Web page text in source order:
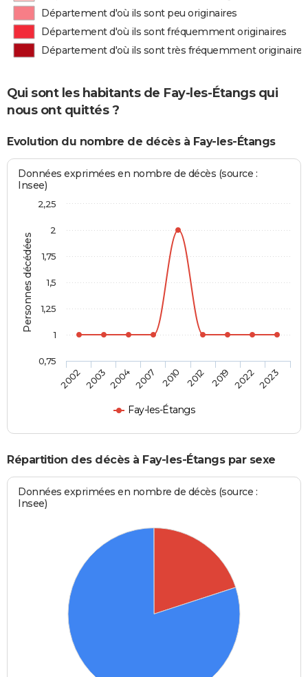
Département d'où ils sont peu originaires
Département d'où ils sont fréquemment originaires
Département d'où ils sont très fréquemment originaires
Qui sont les habitants de Fay-les-Étangs qui
nous ont quittés ?
Evolution du nombre de décès à Fay-les-Étangs
Personnes décédées
Données exprimées en nombre de décès (source :
Insee)
Fay-les-Étangs
2002 20032004 2007 2010 2012 2019 20222023
0,75
1
1,25
1,5
1,75
2
2,25
Répartition des décès à Fay-les-Étangs par sexe
Données exprimées en nombre de décès (source :
Insee)